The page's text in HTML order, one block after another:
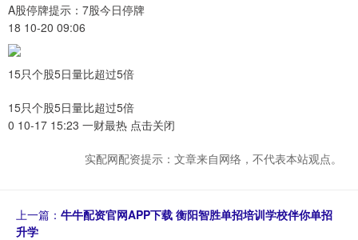
A股停牌提示：7股今日停牌
18 10-20 09:06
15只个股5日量比超过5倍
15只个股5日量比超过5倍
0 10-17 15:23 一财最热 点击关闭
实配网配资提示：文章来自网络，不代表本站观点。
上一篇： 牛牛配资官网APP下载 衡阳智胜单招培训学校伴你单招
升学